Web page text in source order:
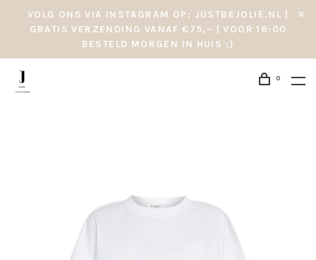
VOLG ONS VIA INSTAGRAM OP: JUSTBEJOLIE.NL |
GRATIS VERZENDING VANAF €75,– | VOOR 16:00
BESTELD MORGEN IN HUIS ;)
0